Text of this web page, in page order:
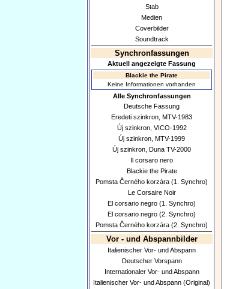
Stab
Medien
Coverbilder
Soundtrack
Synchronfassungen
Aktuell angezeigte Fassung
Blackie the Pirate
Keine Informationen vorhanden
Alle Synchronfassungen
Deutsche Fassung
Eredeti szinkron, MTV-1983
Új szinkron, VICO-1992
Új szinkron, MTV-1999
Új szinkron, Duna TV-2000
Il corsaro nero
Blackie the Pirate
Pomsta Černého korzára (1. Synchro)
Le Corsaire Noir
El corsario negro (1. Synchro)
El corsario negro (2. Synchro)
Pomsta Černého korzára (2. Synchro)
Vor - und Abspannbilder
Italienischer Vor- und Abspann
Deutscher Vorspann
Internationaler Vor- und Abspann
Italienischer Vor- und Abspann (Original)